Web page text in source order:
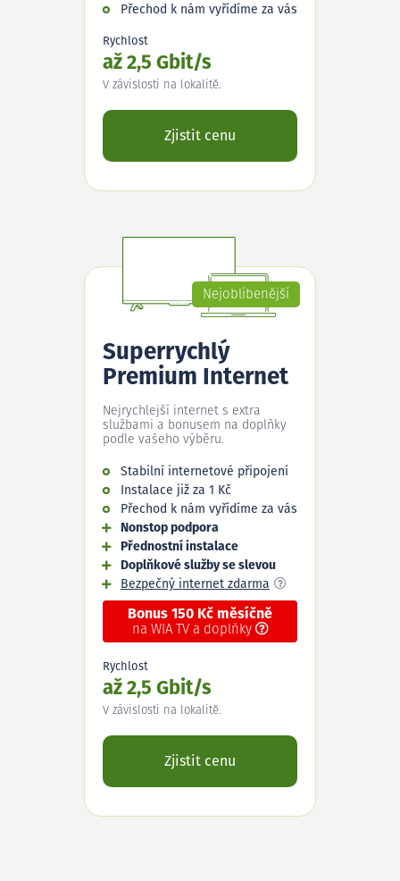
Přechod k nám vyřídíme za vás
Rychlost
až 2,5 Gbit/s
V závislosti na lokalitě.
Zjistit cenu
Nejoblíbenější
Superrychlý
Premium Internet
Nejrychlejší internet s extra
službami a bonusem na doplňky
podle vašeho výběru.
Stabilní internetové připojení
Instalace již za 1 Kč
Přechod k nám vyřídíme za vás
Nonstop podpora
Přednostní instalace
Doplňkové služby se slevou
Bezpečný internet zdarma
Bonus 150 Kč měsíčně
na WIA TV a doplňky
Rychlost
až 2,5 Gbit/s
V závislosti na lokalitě.
Zjistit cenu